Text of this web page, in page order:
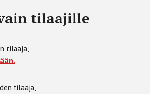
tilaajille
tilaaja,
tilaaja,